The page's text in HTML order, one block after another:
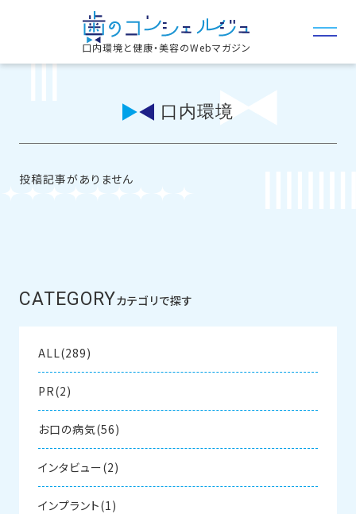
口内環境と健康・美容のWebマガジン
口内環境
投稿記事がありません
CATEGORYカテゴリで探す
ALL(289)
PR(2)
お口の病気(56)
インタビュー(2)
インプラント(1)